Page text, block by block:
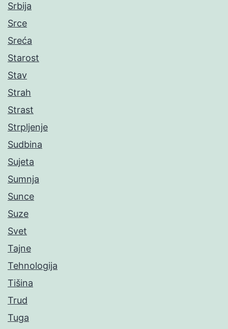
Srbija
Srce
Sreća
Starost
Stav
Strah
Strast
Strpljenje
Sudbina
Sujeta
Sumnja
Sunce
Suze
Svet
Tajne
Tehnologija
Tišina
Trud
Tuga